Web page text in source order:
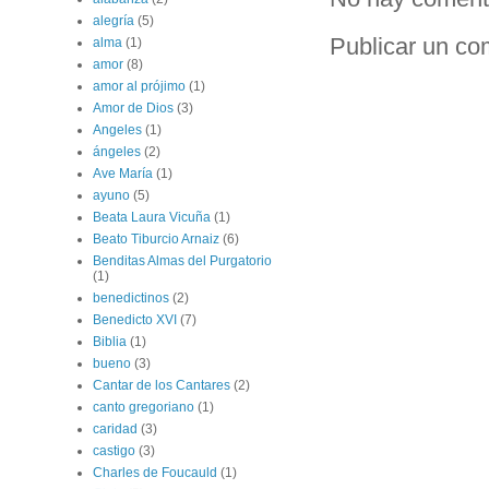
Publicar un
alegría (5)
alma (1)
amor (8)
amor al prójimo (1)
Amor de Dios (3)
Angeles (1)
ángeles (2)
Ave María (1)
ayuno (5)
Beata Laura Vicuña (1)
Beato Tiburcio Arnaiz (6)
Benditas Almas del Purgatorio
(1)
benedictinos (2)
Benedicto XVI (7)
Biblia (1)
bueno (3)
Cantar de los Cantares (2)
canto gregoriano (1)
caridad (3)
castigo (3)
Charles de Foucauld (1)